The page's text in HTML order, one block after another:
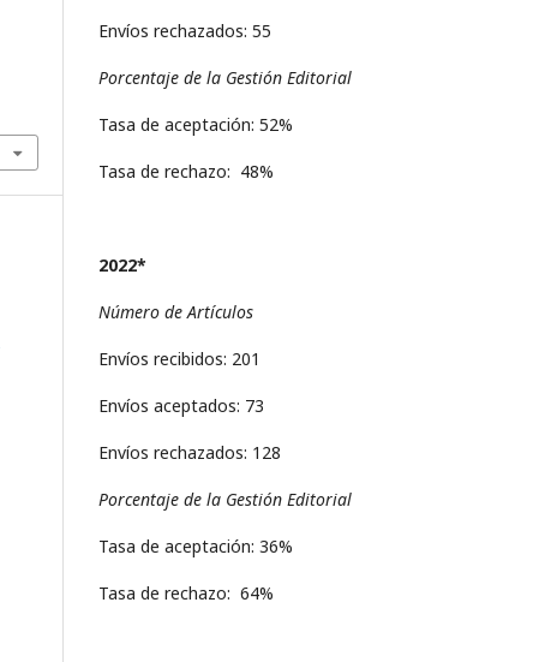
Envíos rechazados: 55
Porcentaje de la Gestión Editorial
Tasa de aceptación: 52%
Tasa de rechazo: 48%
2022*
Número de Artículos
Envíos recibidos: 201
Envíos aceptados: 73
Envíos rechazados: 128
Porcentaje de la Gestión Editorial
Tasa de aceptación: 36%
Tasa de rechazo: 64%